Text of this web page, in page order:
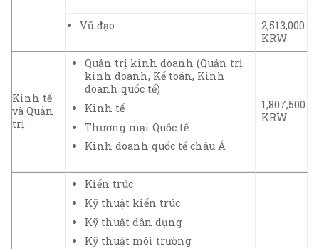
Vũ đạo
2,513,000
KRW
Kinh tế
và Quản
trị
Quản trị kinh doanh (Quản trị
kinh doanh, Kế toán, Kinh
doanh quốc tế)
Kinh tế
Thương mại Quốc tế
Kinh doanh quốc tế châu Á
1,807,500
KRW
Kiến trúc
Kỹ thuật kiến trúc
Kỹ thuật dân dụng
Kỹ thuật môi trường